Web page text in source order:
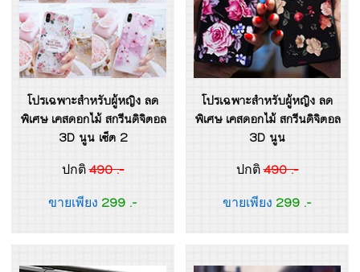
โปรเฉพาะสำหรับผู้หญิง ลด
พิเศษ เคสดอกไม้ สกรีนดิจิตอล
3D นูน เซ็ต 2
ปกติ490 .-
ขายเพียง 299 .-
โปรเฉพาะสำหรับผู้หญิง ลด
พิเศษ เคสดอกไม้ สกรีนดิจิตอล
3D นูน
ปกติ490 .-
ขายเพียง 299 .-